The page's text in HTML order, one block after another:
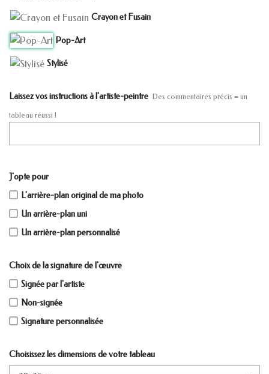
Crayon et Fusain
Pop-Art
Stylisé
Laissez vos instructions à l'artiste-peintre Des commentaires précis = un
tableau réussi !
J'opte pour
L'arrière-plan original de ma photo
Un arrière-plan uni
Un arrière-plan personnalisé
Choix de la signature de l'œuvre
Signée par l'artiste
Non-signée
Signature personnalisée
Choisissez les dimensions de votre tableau